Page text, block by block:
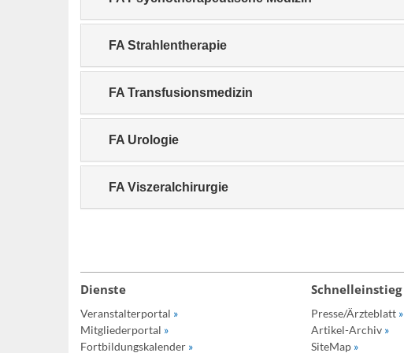
FA Strahlentherapie
FA Transfusionsmedizin
FA Urologie
FA Viszeralchirurgie
Dienste
Veranstalterportal »
Mitgliederportal »
Fortbildungskalender »
Schnelleinstieg
Presse/Ärzteblatt »
Artikel-Archiv »
SiteMap »